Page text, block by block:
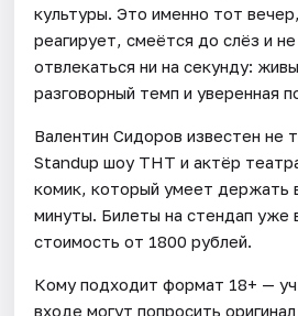
культуры. Это именно тот
реагирует, смеётся до слёз и
отвлекаться ни на секунду:
разговорный темп и уверенная
Валентин Сидоров известен не
Standup шоу ТНТ и актёр
комик, который умеет держать
минуты. Билеты на стендап уже
стоимость от 1800 рублей.
Кому подходит формат 18+ —
входе могут попросить